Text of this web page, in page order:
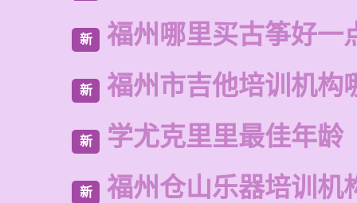
新 福州哪里买古筝好一
新 福州市吉他培训机构
新 学尤克里里最佳年龄
新 福州仓山乐器培训机